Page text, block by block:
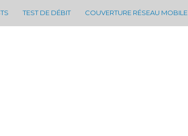
TEST DE DÉBIT COUVERTURE RÉSEAU MOBILE